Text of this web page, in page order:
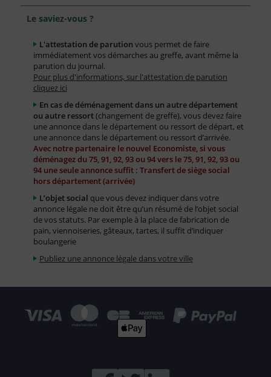
Le saviez-vous ?
L'attestation de parution vous permet de faire
immédiatement vos démarches au greffe, avant même la
parution du journal.
Pour plus d'informations, sur l'attestation de parution
cliquez ici
En cas de déménagement dans un autre département
ou autre ressort(changement de greffe), vous devez faire
une annonce dans le département ou ressort de départ, et
une annonce dans le département ou ressort d’arrivée.
Avec notre partenaire le nouvel Economiste, si vous
déménagez du 75, 91, 92, 93 ou 94 vers le 75, 91, 92, 93 ou
94 une seule annonce suffit : Transfert de siège social
hors département (arrivée)
L’objet social que vous devez indiquer dans votre
annonce légale ne doit être qu’un résumé de l’objet social
de vos statuts. Par exemple à la place de fabrication de
pain, viennoiseries, gâteaux, tartes, il suffit d’indiquer
boulangerie
Publiez une annonce légale dans votre ville